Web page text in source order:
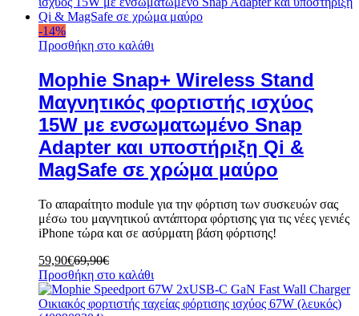
-14%
Προσθήκη στο καλάθι
Mophie Snap+ Wireless Stand
Μαγνητικός φορτιστής ισχύος
15W με ενσωματωμένο Snap
Adapter και υποστήριξη Qi &
MagSafe σε χρώμα μαύρο
Το απαραίτητο module για την φόρτιση των συσκευών σας
μέσω του μαγνητικού αντάπτορα φόρτισης για τις νέες γενιές
iPhone τώρα και σε ασύρματη βάση φόρτισης!
59,90€69,90€
Προσθήκη στο καλάθι